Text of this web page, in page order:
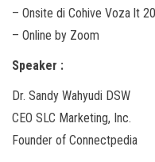
– Onsite di Cohive Voza lt
– Online by Zoom
Speaker :
Dr. Sandy Wahyudi DSW
CEO SLC Marketing, Inc.
Founder of Connectpedia